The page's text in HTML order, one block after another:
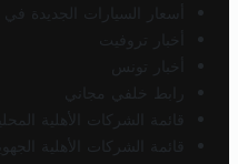
أسعار السيارات الجديدة في
أخبار تروفيت
أخبار تونس
رابط خلفي مجاني
قائمة الشركات الأهلية
قائمة الشركات الأهلية